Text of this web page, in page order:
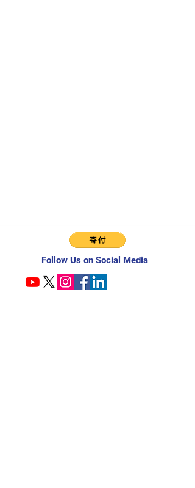
Follow Us on Social Media